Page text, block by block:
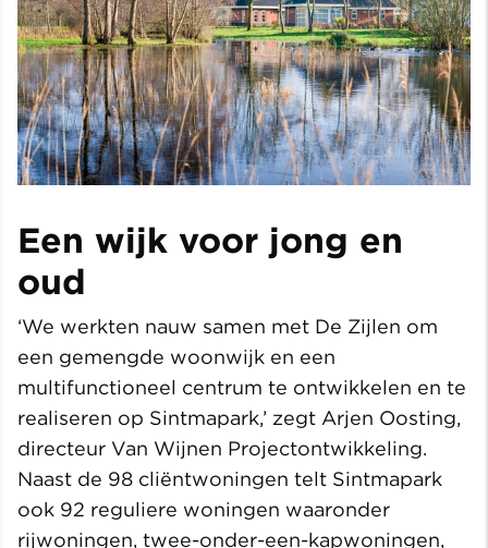
Een wijk voor jong en
oud
‘We werkten nauw samen met De Zijlen om
een gemengde woonwijk en een
multifunctioneel centrum te ontwikkelen en te
realiseren op Sintmapark,’ zegt Arjen Oosting,
directeur Van Wijnen Projectontwikkeling.
Naast de 98 cliëntwoningen telt Sintmapark
ook 92 reguliere woningen waaronder
rijwoningen, twee-onder-een-kapwoningen,